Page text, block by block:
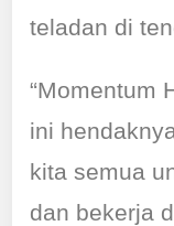
teladan di
“Momentum
ini
kita semua
dan bekerja